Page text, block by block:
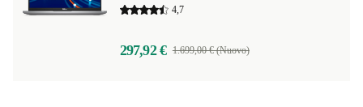
4,7
297,92 € 1.699,00 € (Nuovo)